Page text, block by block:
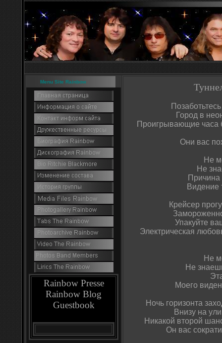
Menu Site Rainbow
Rainbow Presse
Rainbow Blog
Guestbook
Город в
Проигрывающие часа
Они вас
Не
Не
Причина
Видение
Крейсер
Упакуйте
Электрическая
Не
Не
Моего
Ночь горизонта
Внизу на
Никакой второй
Он вас